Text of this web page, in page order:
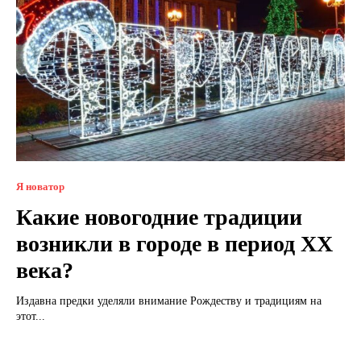
Я новатор
Какие новогодние традиции
возникли в городе в период XX
века?
Издавна предки уделяли внимание Рождеству и традициям на
этот...